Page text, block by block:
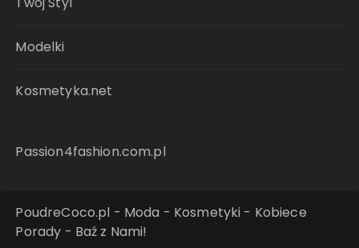
Modelki
Kosmetyka.net
Passion4fashion.com.pl
PoudreCoco.pl - Moda - Kosmetyki - Kobiece
Porady - Baź z Nami!